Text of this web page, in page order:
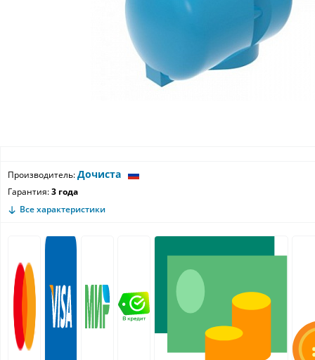
Производитель:Дочиста
Гарантия:3 года
Все характеристики